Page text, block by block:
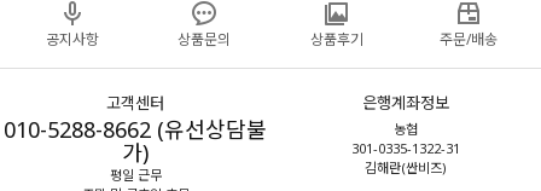
공지사항 상품문의 상품후기 주문/배송
고객센터
010-5288-8662 (유선상담불
가)
평일 근무
은행계좌정보
농협
301-0335-1322-31
김해란(싼비즈)